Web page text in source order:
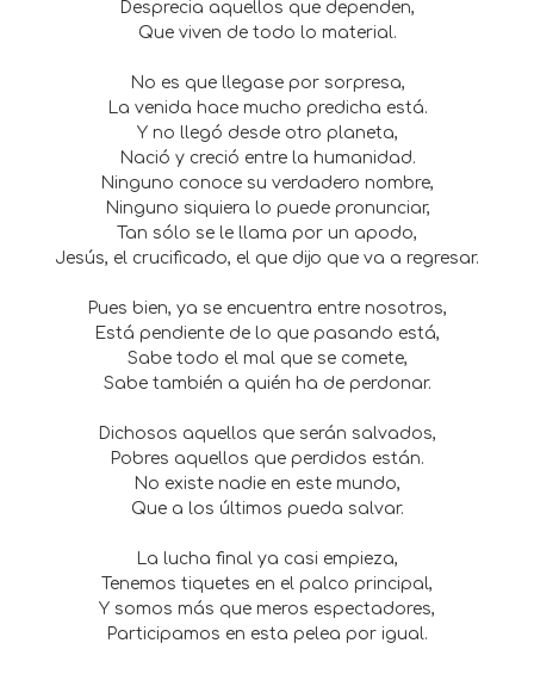
Desprecia aquellos que dependen,
Que viven de todo lo material.
No es que llegase por sorpresa,
La venida hace mucho predicha está.
Y no llegó desde otro planeta,
Nació y creció entre la humanidad.
Ninguno conoce su verdadero nombre,
Ninguno siquiera lo puede pronunciar,
Tan sólo se le llama por un apodo,
Jesús, el crucificado, el que dijo que va a regresar.
Pues bien, ya se encuentra entre nosotros,
Está pendiente de lo que pasando está,
Sabe todo el mal que se comete,
Sabe también a quién ha de perdonar.
Dichosos aquellos que serán salvados,
Pobres aquellos que perdidos están.
No existe nadie en este mundo,
Que a los últimos pueda salvar.
La lucha final ya casi empieza,
Tenemos tiquetes en el palco principal,
Y somos más que meros espectadores,
Participamos en esta pelea por igual.